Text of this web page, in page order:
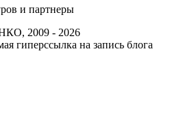
и партнеры
2009 - 2026
гиперссылка на запись блога